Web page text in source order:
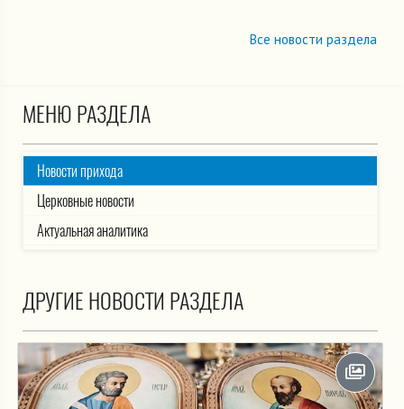
Все новости раздела
МЕНЮ РАЗДЕЛА
Новости прихода
Церковные новости
Актуальная аналитика
ДРУГИЕ НОВОСТИ РАЗДЕЛА